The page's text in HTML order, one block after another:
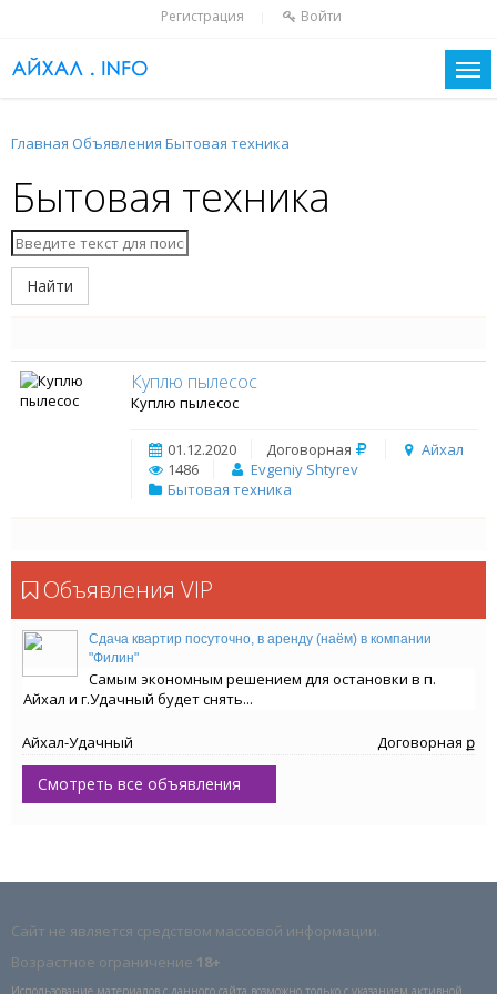
Регистрация Войти
Главная Объявления Бытовая техника
Бытовая техника
Найти
Куплю пылесос
Куплю пылесос
01.12.2020 Договорная
Айхал
1486
Evgeniy Shtyrev
Бытовая техника
Объявления VIP
Сдача квартир посуточно, в аренду (наём) в компании
"Филин"
Самым экономным решением для остановки в п.
Айхал и г.Удачный будет снять...
Айхал-Удачный Договорная ք
Смотреть все объявления
Сайт не является средством массовой информации.
Возрастное ограничение 18+
Использование материалов с данного сайта возможно только с указанием активной